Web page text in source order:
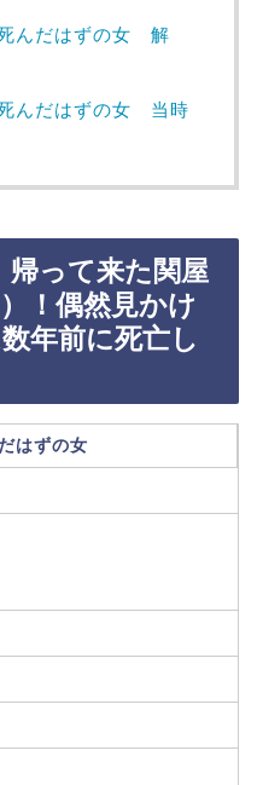
んだはずの女 解
んだはずの女 当時
って来た関屋
！偶然見かけ
年前に死亡し
はずの女